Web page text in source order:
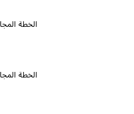
الخطة المجانية ٠
الخطة المجانية ٠